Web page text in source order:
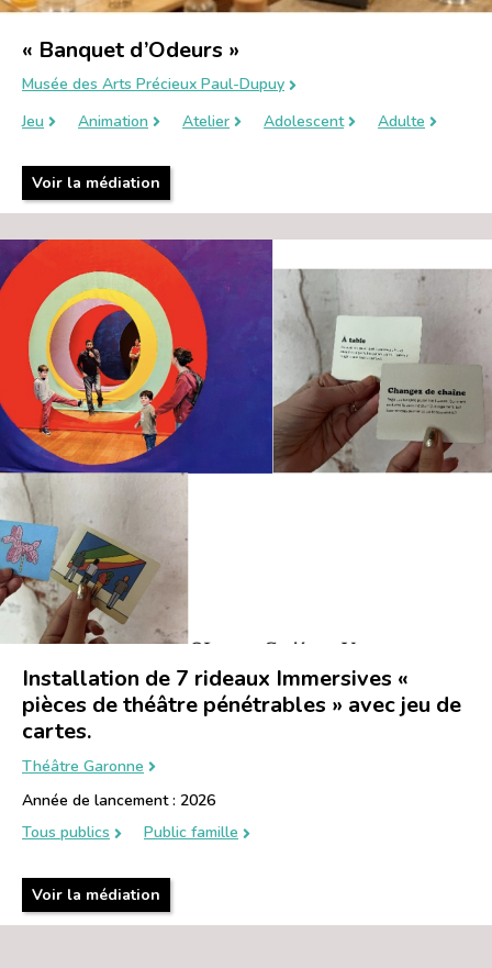
« Banquet d’Odeurs »
Musée des Arts Précieux Paul-Dupuy
Jeu
Animation Atelier Adolescent Adulte
Voir la médiation
Installation de 7 rideaux Immersives «
pièces de théâtre pénétrables » avec jeu de
cartes.
Théâtre Garonne
Année de lancement : 2026
Tous publics
Public famille
Voir la médiation